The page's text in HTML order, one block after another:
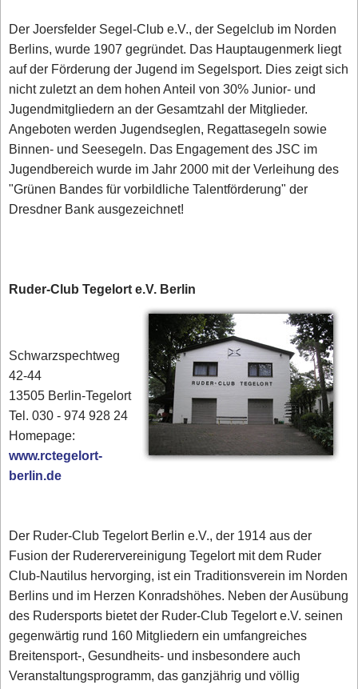
Der Joersfelder Segel-Club e.V., der Segelclub im Norden
Berlins, wurde 1907 gegründet. Das Hauptaugenmerk liegt
auf der Förderung der Jugend im Segelsport. Dies zeigt sich
nicht zuletzt an dem hohen Anteil von 30% Junior- und
Jugendmitgliedern an der Gesamtzahl der Mitglieder.
Angeboten werden Jugendseglen, Regattasegeln sowie
Binnen- und Seesegeln. Das Engagement des JSC im
Jugendbereich wurde im Jahr 2000 mit der Verleihung des
"Grünen Bandes für vorbildliche Talentförderung" der
Dresdner Bank ausgezeichnet!
Ruder-Club Tegelort e.V. Berlin
Schwarzspechtweg
42-44
13505 Berlin-Tegelort
Tel. 030 - 974 928 24
Homepage:
www.rctegelort-
berlin.de
Der Ruder-Club Tegelort Berlin e.V., der 1914 aus der
Fusion der Ruderervereinigung Tegelort mit dem Ruder
Club-Nautilus hervorging, ist ein Traditionsverein im Norden
Berlins und im Herzen Konradshöhes. Neben der Ausübung
des Rudersports bietet der Ruder-Club Tegelort e.V. seinen
gegenwärtig rund 160 Mitgliedern ein umfangreiches
Breitensport-, Gesundheits- und insbesondere auch
Veranstaltungsprogramm, das ganzjährig und völlig